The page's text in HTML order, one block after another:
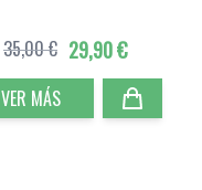
29,90 €
35,00 €
VER MÁS